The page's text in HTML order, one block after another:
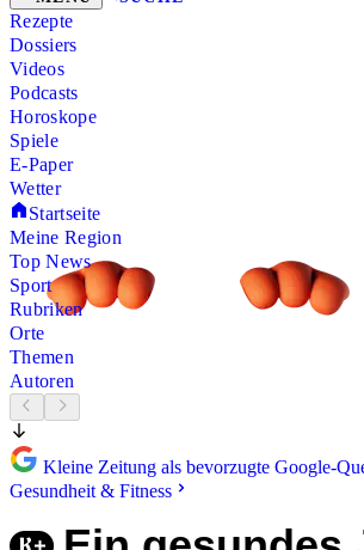
Rezepte
Dossiers
Videos
Podcasts
Horoskope
Spiele
E-Paper
Wetter
Startseite
Meine Region
Top News
Sport
Rubriken
Orte
Themen
Autoren
Kleine Zeitung als bevorzugte Google-
Gesundheit & Fitness